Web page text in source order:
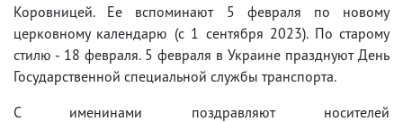
Коровницей. Ее вспоминают 5 февраля по новому
церковному календарю (с 1 сентября 2023). По старому
стилю - 18 февраля. 5 февраля в Украине празднуют День
Государственной специальной службы транспорта.
С именинами поздравляют носителей